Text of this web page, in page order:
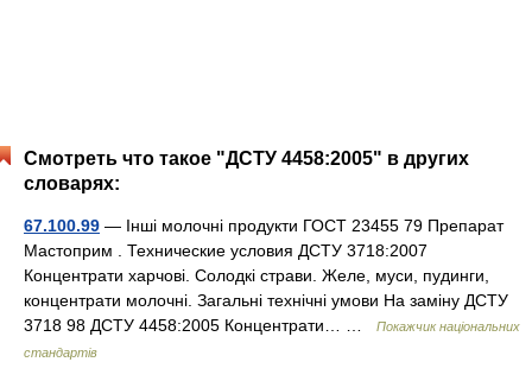
Смотреть что такое "ДСТУ 4458:2005" в других
словарях:
67.100.99 — Інші молочні продукти ГОСТ 23455 79 Препарат
Мастоприм . Технические условия ДСТУ 3718:2007
Концентрати харчові. Солодкі страви. Желе, муси, пудинги,
концентрати молочні. Загальні технічні умови На заміну ДСТУ
3718 98 ДСТУ 4458:2005 Концентрати… …
Покажчик національних
стандартів